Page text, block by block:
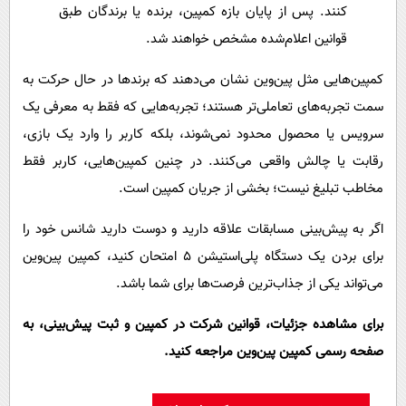
کنند. پس از پایان بازه کمپین، برنده یا برندگان طبق
قوانین اعلام‌شده مشخص خواهند شد.
کمپین‌هایی مثل پین‌وین نشان می‌دهند که برندها در حال حرکت به
سمت تجربه‌های تعاملی‌تر هستند؛ تجربه‌هایی که فقط به معرفی یک
سرویس یا محصول محدود نمی‌شوند، بلکه کاربر را وارد یک بازی،
رقابت یا چالش واقعی می‌کنند. در چنین کمپین‌هایی، کاربر فقط
مخاطب تبلیغ نیست؛ بخشی از جریان کمپین است.
اگر به پیش‌بینی مسابقات علاقه دارید و دوست دارید شانس خود را
برای بردن یک دستگاه پلی‌استیشن ۵ امتحان کنید، کمپین پین‌وین
می‌تواند یکی از جذاب‌ترین فرصت‌ها برای شما باشد.
برای مشاهده جزئیات، قوانین شرکت در کمپین و ثبت پیش‌بینی، به
صفحه رسمی کمپین پین‌وین مراجعه کنید.